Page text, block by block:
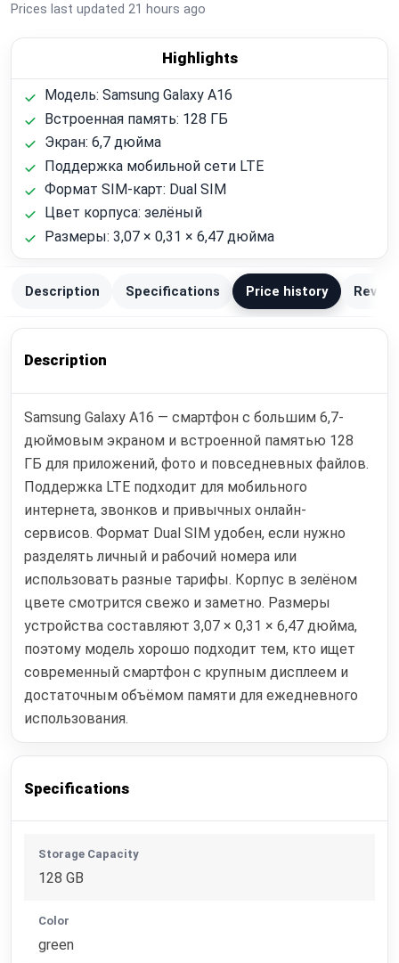
Prices last updated 21 hours ago
Highlights
Модель: Samsung Galaxy A16
Встроенная память: 128 ГБ
Экран: 6,7 дюйма
Поддержка мобильной сети LTE
Формат SIM-карт: Dual SIM
Цвет корпуса: зелёный
Размеры: 3,07 × 0,31 × 6,47 дюйма
Description Specifications Price history
Description
Samsung Galaxy A16 — смартфон с большим 6,7-
дюймовым экраном и встроенной памятью 128
ГБ для приложений, фото и повседневных файлов.
Поддержка LTE подходит для мобильного
интернета, звонков и привычных онлайн-
сервисов. Формат Dual SIM удобен, если нужно
разделять личный и рабочий номера или
использовать разные тарифы. Корпус в зелёном
цвете смотрится свежо и заметно. Размеры
устройства составляют 3,07 × 0,31 × 6,47 дюйма,
поэтому модель хорошо подходит тем, кто ищет
современный смартфон с крупным дисплеем и
достаточным объёмом памяти для ежедневного
использования.
Specifications
Storage Capacity
128 GB
Color
green